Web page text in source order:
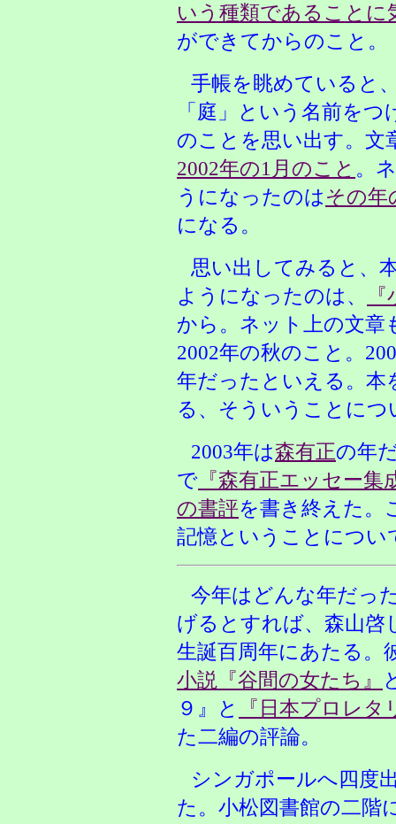
いう種類であることに
ができてからのこと。
手帳を眺めていると
「庭」という名前を
のことを思い出す。文
2002年の1月のこと 。
うになったのはその年
になる。
思い出してみると、
ようになったのは、
から。ネット上の文章
2002年の秋のこと。
年だったといえる。本
る、そういうことに
2003年は森有正の年
で 『森有正エッセー集
の書評を書き終えた。
記憶ということにつ
今年はどんな年だっ
げるとすれば、森山啓
生誕百周年にあたる。
小説『谷間の女たち』
９』と
『日本プロレ
た二編の評論。
シンガポールへ四度
た。小松図書館の二階